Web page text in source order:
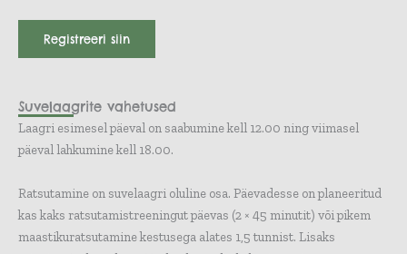
Registreeri siin
Suvelaagrite vahetused
Laagri esimesel päeval on saabumine kell 12.00 ning viimasel
päeval lahkumine kell 18.00.
Ratsutamine on suvelaagri oluline osa. Päevadesse on planeeritud
kas kaks ratsutamistreeningut päevas (2 × 45 minutit) või pikem
maastikuratsutamine kestusega alates 1,5 tunnist. Lisaks